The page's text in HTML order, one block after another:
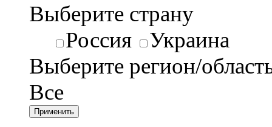
Выберите страну
Россия
Украина
Выберите регион/
Все